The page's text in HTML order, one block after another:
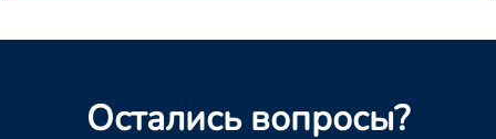
Остались вопросы?